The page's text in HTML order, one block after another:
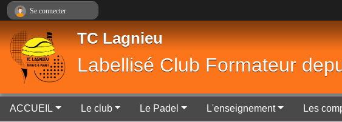
TC Lagnieu
Labellisé Club Formateur
ACCUEIL Le club Le Padel L'enseignement Les
Se connecter
Panneau de gestion des cookies